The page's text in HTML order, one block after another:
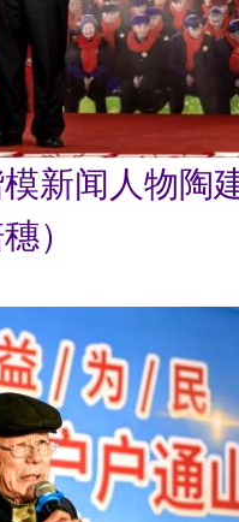
新闻人物 陶
）